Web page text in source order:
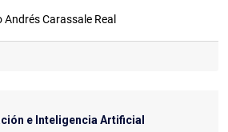
Carassale Real
e Inteligencia Artificial